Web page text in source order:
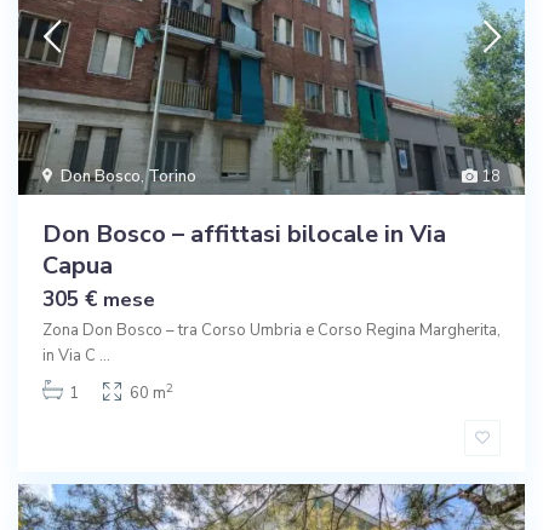
18
Don Bosco,Torino
Don Bosco – affittasi bilocale in Via
Capua
305 € mese
Zona Don Bosco – tra Corso Umbria e Corso Regina Margherita,
in Via C ...
1
60 m2